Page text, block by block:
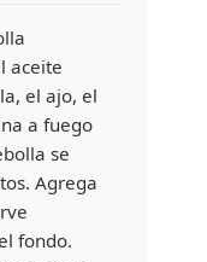
aceite
el ajo, el
a fuego
se
Agrega
fondo.